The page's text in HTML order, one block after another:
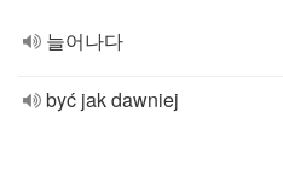
늘어나다
być jak dawniej